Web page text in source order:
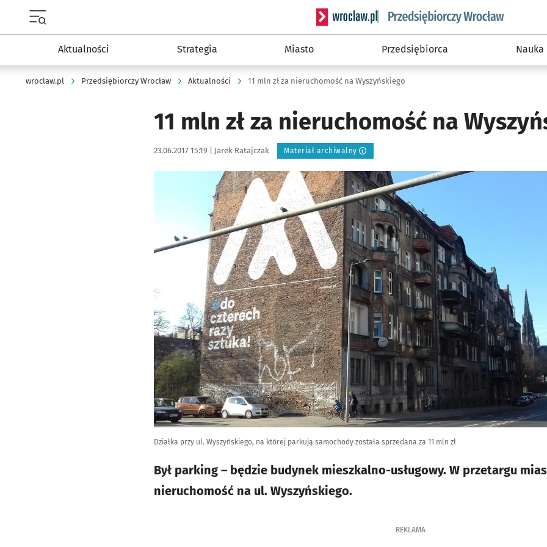
Serwis informacyjny wroclaw.pl podserwis:
Aktualności Strategia Miasto Przedsiębiorca Nauka
wroclaw.pl Przedsiębiorczy Wrocław Aktualności 11 mln zł za nieruchomość na Wyszyńskiego
11 mln zł za nieruchomość na
Data publikacji:
23.06.2017 15:19 | Autor:
Jarek Ratajczak Materiał archiwalny
Kliknij, aby powiększyć
Działka przy ul. Wyszyńskiego, na której parkują samochody została sprzedana za 11 mln zł
Był parking – będzie budynek mieszkalno-usługowy. W przetargu
nieruchomość na ul. Wyszyńskiego.
REKLAMA